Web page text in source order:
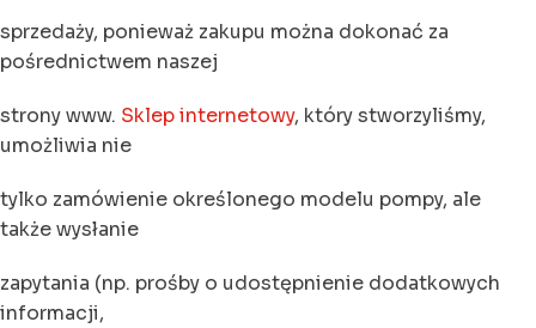
sprzedaży, ponieważ zakupu można dokonać za
pośrednictwem naszej
strony www. Sklep internetowy, który stworzyliśmy,
umożliwia nie
tylko zamówienie określonego modelu pompy, ale
także wysłanie
zapytania (np. prośby o udostępnienie dodatkowych
informacji,